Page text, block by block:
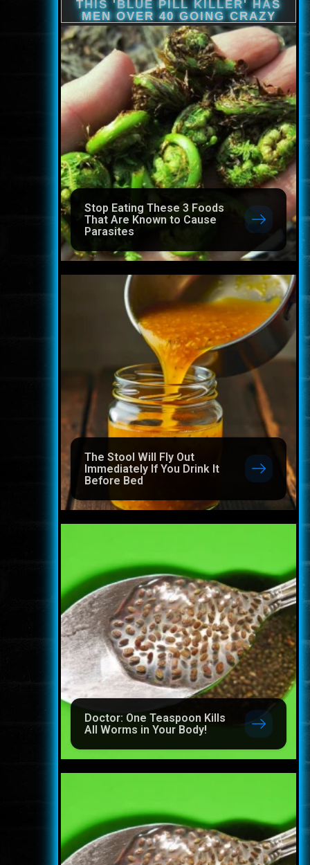
Stop Eating These 3 Foods
That Are Known to Cause
Parasites
The Stool Will Fly Out
Immediately If You Drink It
Before Bed
Doctor: One Teaspoon Kills
All Worms in Your Body!